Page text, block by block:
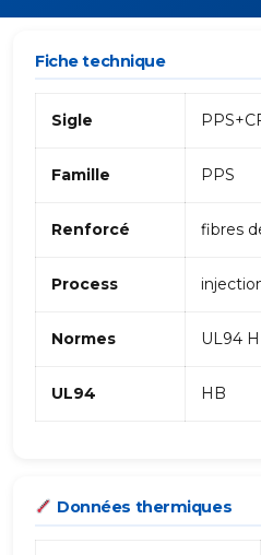
Fiche technique
Sigle
Famille PPS
Renforcé fibres
Process
Normes UL94
UL94 HB
Données thermiques